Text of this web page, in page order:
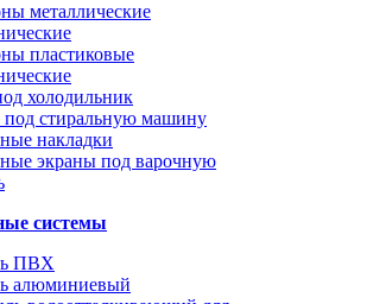
металлические
пластиковые
холодильник
под стиральную машину
накладки
экраны под варочную
системы
ПВХ
алюминиевый